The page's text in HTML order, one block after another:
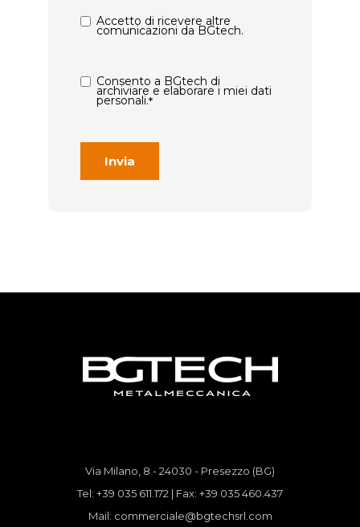
Accetto di ricevere altre
comunicazioni da BGtech.
Consento a BGtech di
archiviare e elaborare i miei dati
personali.*
Via Milano, 8 - 24030 - Presezzo (BG)
Tel: +39 035 611.172 | Fax: +39 035 460.437
Mail: commerciale@bgtechsrl.com